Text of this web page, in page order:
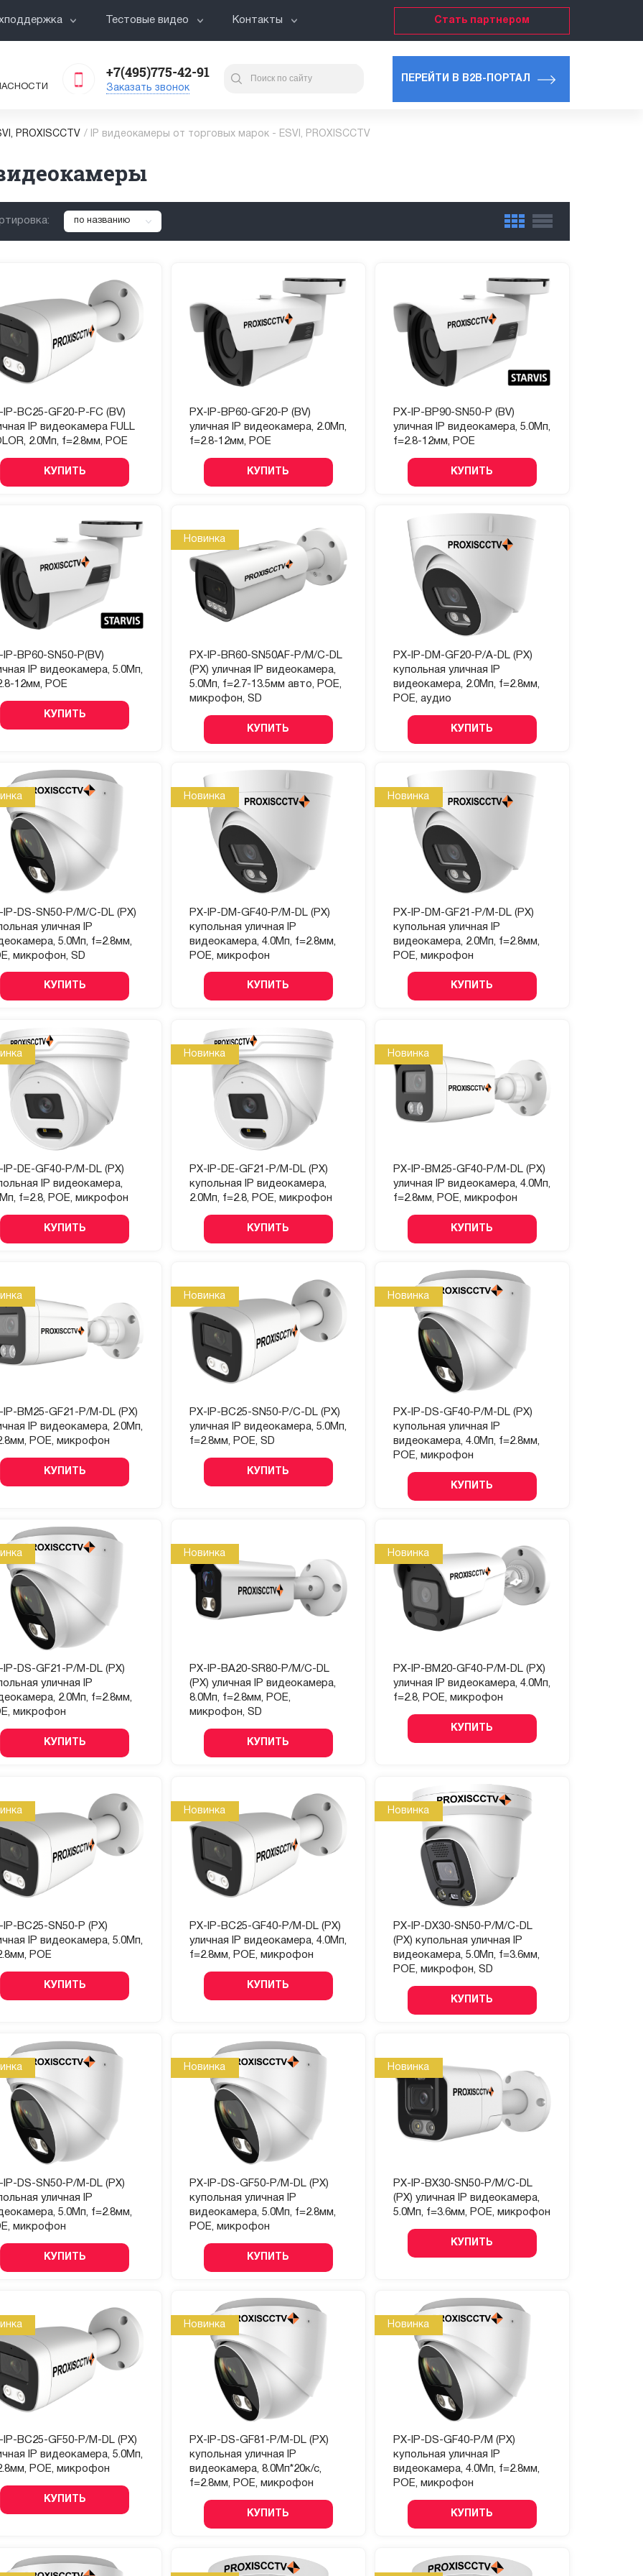
Тестовые видео Контакты Стать партнером
+7(495)775-42-91
Заказать звонок
ПЕРЕЙТИ В B2B-ПОРТАЛ
PROXISCCTV / IP видеокамеры от торговых марок - ESVI, PROXISCCTV
по названию
IP-BC25-GF20-P-FC (BV)
IP видеокамера FULL
2.0Мп, f=2.8мм, POE
КУПИТЬ
PX-IP-BP60-GF20-P (BV)
уличная IP видеокамера, 2.0Мп,
f=2.8-12мм, POE
КУПИТЬ
PX-IP-BP90-SN50-P (BV)
уличная IP видеокамера, 5.0Мп,
f=2.8-12мм, POE
КУПИТЬ
IP-BP60-SN50-P(BV)
IP видеокамера, 5.0Мп,
12мм, POE
КУПИТЬ
Новинка
PX-IP-BR60-SN50AF-P/M/C-DL
(PX) уличная IP видеокамера,
5.0Мп, f=2.7-13.5мм авто, POE,
микрофон, SD
КУПИТЬ
PX-IP-DM-GF20-P/A-DL (PX)
купольная уличная IP
видеокамера, 2.0Мп, f=2.8мм,
POE, аудио
КУПИТЬ
IP-DS-SN50-P/M/C-DL (PX)
уличная IP
5.0Мп, f=2.8мм,
микрофон, SD
КУПИТЬ
Новинка
PX-IP-DM-GF40-P/M-DL (PX)
купольная уличная IP
видеокамера, 4.0Мп, f=2.8мм,
POE, микрофон
КУПИТЬ
Новинка
PX-IP-DM-GF21-P/M-DL (PX)
купольная уличная IP
видеокамера, 2.0Мп, f=2.8мм,
POE, микрофон
КУПИТЬ
IP-DE-GF40-P/M-DL (PX)
IP видеокамера,
f=2.8, POE, микрофон
КУПИТЬ
Новинка
PX-IP-DE-GF21-P/M-DL (PX)
купольная IP видеокамера,
2.0Мп, f=2.8, POE, микрофон
КУПИТЬ
Новинка
PX-IP-BM25-GF40-P/M-DL (PX)
уличная IP видеокамера, 4.0Мп,
f=2.8мм, POE, микрофон
КУПИТЬ
IP-BM25-GF21-P/M-DL (PX)
IP видеокамера, 2.0Мп,
POE, микрофон
КУПИТЬ
Новинка
PX-IP-BC25-SN50-P/C-DL (PX)
уличная IP видеокамера, 5.0Мп,
f=2.8мм, POE, SD
КУПИТЬ
Новинка
PX-IP-DS-GF40-P/M-DL (PX)
купольная уличная IP
видеокамера, 4.0Мп, f=2.8мм,
POE, микрофон
КУПИТЬ
IP-DS-GF21-P/M-DL (PX)
уличная IP
2.0Мп, f=2.8мм,
микрофон
КУПИТЬ
Новинка
PX-IP-BA20-SR80-P/M/C-DL
(PX) уличная IP видеокамера,
8.0Мп, f=2.8мм, POE,
микрофон, SD
КУПИТЬ
Новинка
PX-IP-BM20-GF40-P/M-DL (PX)
уличная IP видеокамера, 4.0Мп,
f=2.8, POE, микрофон
КУПИТЬ
IP-BC25-SN50-P (PX)
IP видеокамера, 5.0Мп,
POE
КУПИТЬ
Новинка
PX-IP-BC25-GF40-P/M-DL (PX)
уличная IP видеокамера, 4.0Мп,
f=2.8мм, POE, микрофон
КУПИТЬ
Новинка
PX-IP-DX30-SN50-P/M/C-DL
(PX) купольная уличная IP
видеокамера, 5.0Мп, f=3.6мм,
POE, микрофон, SD
КУПИТЬ
IP-DS-SN50-P/M-DL (PX)
уличная IP
5.0Мп, f=2.8мм,
микрофон
КУПИТЬ
Новинка
PX-IP-DS-GF50-P/M-DL (PX)
купольная уличная IP
видеокамера, 5.0Мп, f=2.8мм,
POE, микрофон
КУПИТЬ
Новинка
PX-IP-BX30-SN50-P/M/C-DL
(PX) уличная IP видеокамера,
5.0Мп, f=3.6мм, POE, микрофон
КУПИТЬ
IP-BC25-GF50-P/M-DL (PX)
IP видеокамера, 5.0Мп,
POE, микрофон
КУПИТЬ
Новинка
PX-IP-DS-GF81-P/M-DL (PX)
купольная уличная IP
видеокамера, 8.0Мп*20к/с,
f=2.8мм, POE, микрофон
КУПИТЬ
Новинка
PX-IP-DS-GF40-P/M (PX)
купольная уличная IP
видеокамера, 4.0Мп, f=2.8мм,
POE, микрофон
КУПИТЬ